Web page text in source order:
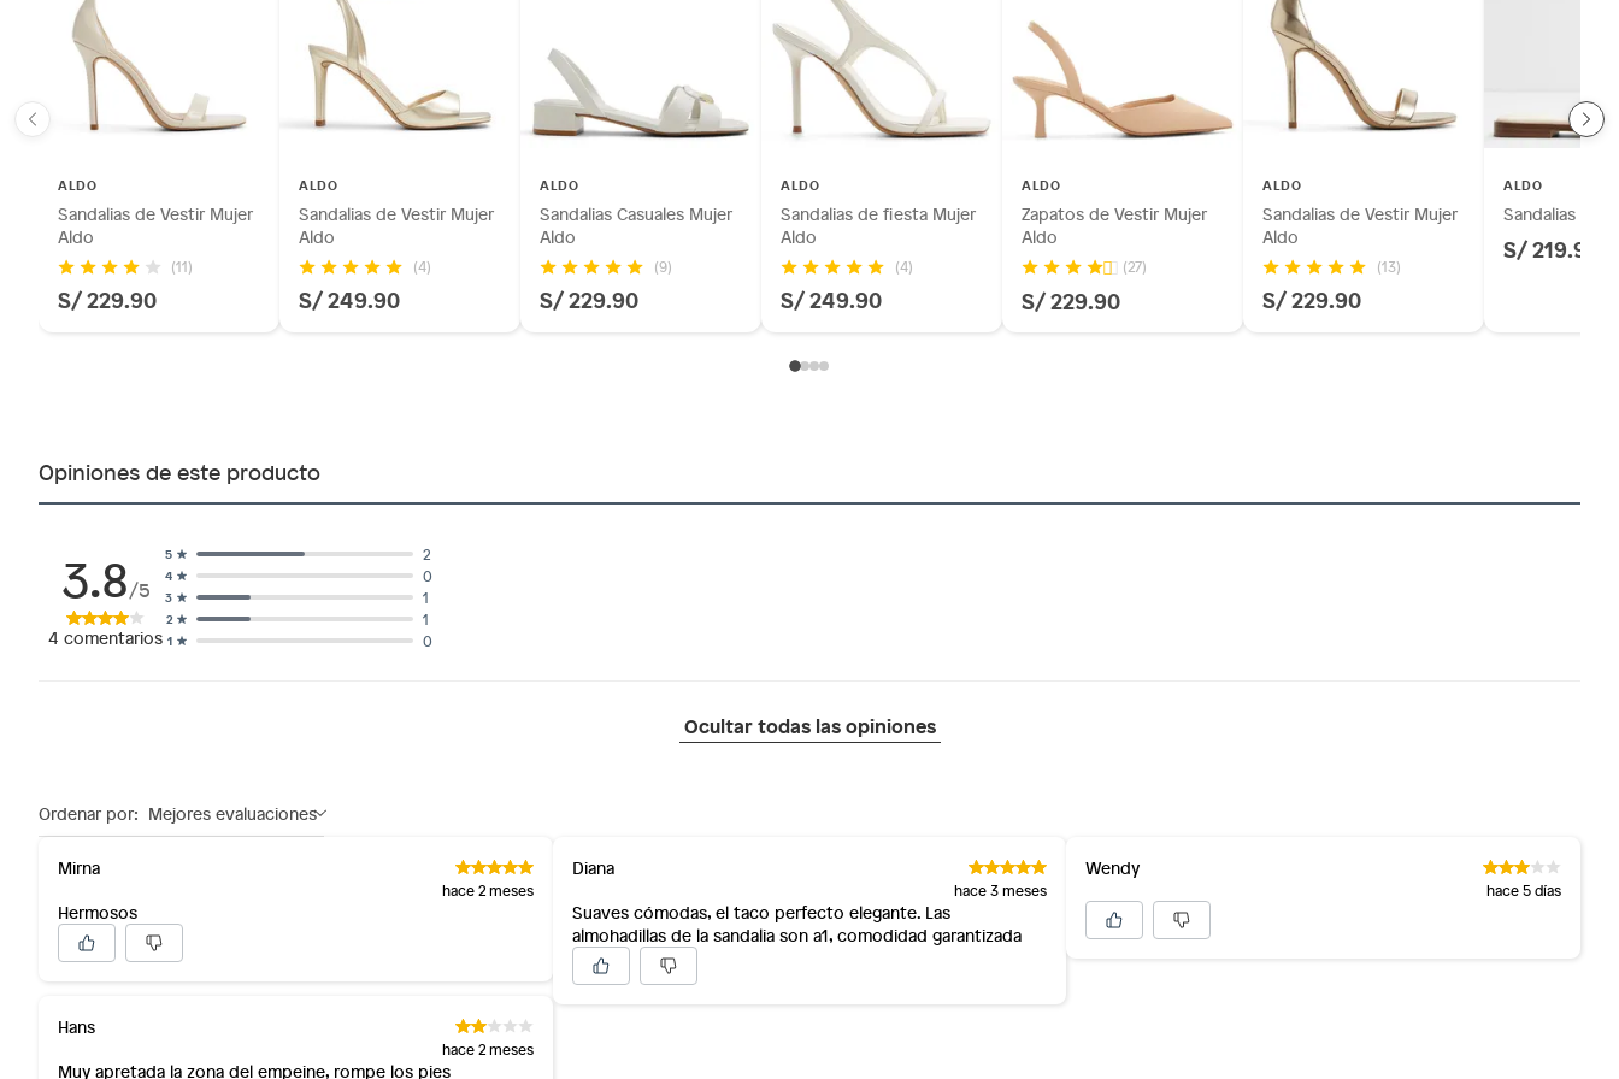
ALDO
Sandalias de Vestir Mujer
Aldo
(11)
S/ 229.90
ALDO
Sandalias de Vestir Mujer
Aldo
(4)
S/ 249.90
ALDO
Sandalias Casuales Mujer
Aldo
(9)
S/ 229.90
ALDO
Sandalias de fiesta Mujer
Aldo
(4)
S/ 249.90
ALDO
Zapatos de Vestir Mujer
Aldo
(27)
S/ 229.90
ALDO
Sandalias de Vestir Mujer
Aldo
(13)
S/ 229.90
ALDO
Sandalias
S/ 219.90
Opiniones de este producto
3.8/5
4 comentarios 1 0
2 1
3 1
4 0
5 2
Ocultar todas las opiniones
Ordenar por: Mejores evaluaciones
Mirna
hace 2 meses
Hermosos
Hans
hace 2 meses
Muy apretada la zona del empeine, rompe los pies
Diana
hace 3 meses
Suaves cómodas, el taco perfecto elegante. Las
almohadillas de la sandalia son a1, comodidad garantizada
Wendy
hace 5 días